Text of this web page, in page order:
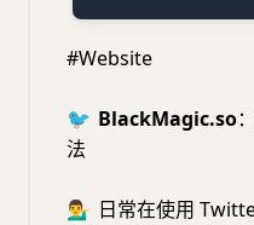
#Website
🐦 BlackMagic.so
法
💁‍♂️ 日常在使用